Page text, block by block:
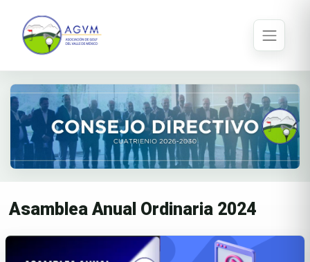
Asamblea Anual Ordinaria 2024